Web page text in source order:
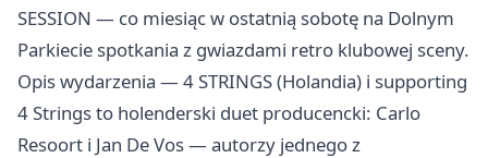
SESSION — co miesiąc w ostatnią sobotę na Dolnym
Parkiecie spotkania z gwiazdami retro klubowej sceny.
Opis wydarzenia — 4 STRINGS (Holandia) i supporting
4 Strings to holenderski duet producencki: Carlo
Resoort i Jan De Vos — autorzy jednego z